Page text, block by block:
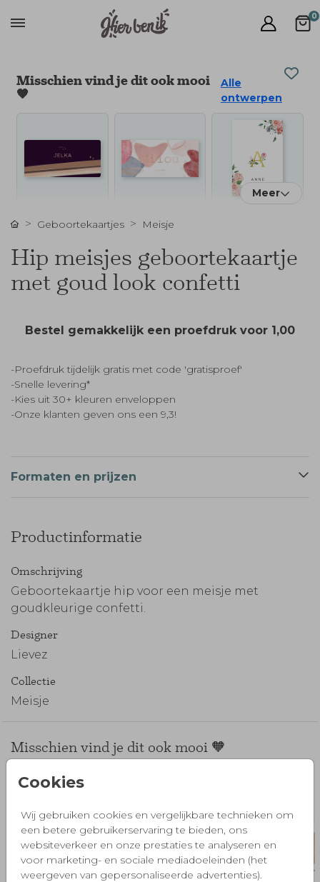
0
Cookies
Wij gebruiken cookies en vergelijkbare technieken om
een betere gebruikerservaring te bieden, ons
websiteverkeer en onze prestaties te analyseren en
voor marketing- en sociale mediadoeleinden (het
weergeven van gepersonaliseerde advertenties).
Misschien vind je dit ook mooi
🧡
Alle
ontwerpen
Meer
Geboortekaartjes Meisje
Hip meisjes geboortekaartje
met goud look confetti
Bestel gemakkelijk een proefdruk voor 1,00
-Proefdruk tijdelijk gratis met code 'gratisproef'
-Snelle levering*
-Kies uit 30+ kleuren enveloppen
-Onze klanten geven ons een 9,3!
Formaten en prijzen
Productinformatie
Omschrijving
Geboortekaartje hip voor een meisje met
goudkleurige confetti.
Designer
Lievez
Collectie
Meisje
Misschien vind je dit ook mooi 🧡